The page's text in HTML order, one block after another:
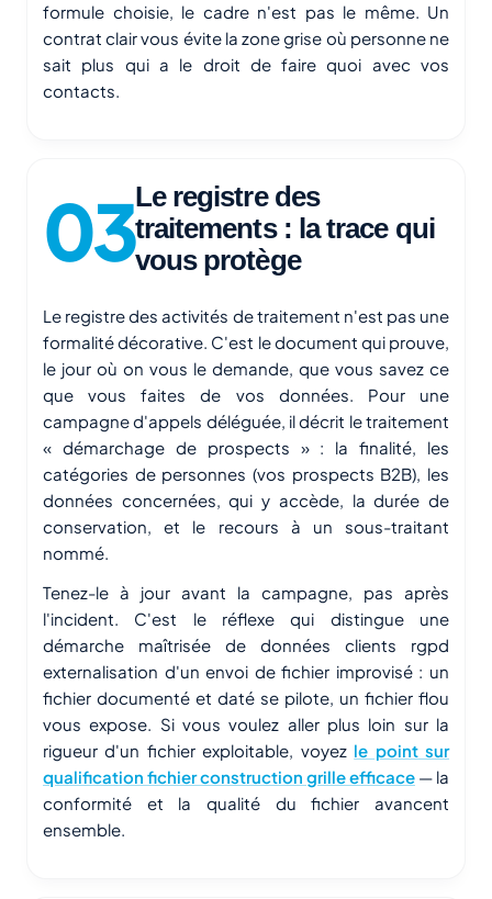
formule choisie, le cadre n'est pas le même. Un
contrat clair vous évite la zone grise où personne ne
sait plus qui a le droit de faire quoi avec vos
contacts.
Le registre des
traitements : la trace qui
vous protège
Le registre des activités de traitement n'est pas une
formalité décorative. C'est le document qui prouve,
le jour où on vous le demande, que vous savez ce
que vous faites de vos données. Pour une
campagne d'appels déléguée, il décrit le traitement
« démarchage de prospects » : la finalité, les
catégories de personnes (vos prospects B2B), les
données concernées, qui y accède, la durée de
conservation, et le recours à un sous-traitant
nommé.
Tenez-le à jour avant la campagne, pas après
l'incident. C'est le réflexe qui distingue une
démarche maîtrisée de données clients rgpd
externalisation d'un envoi de fichier improvisé : un
fichier documenté et daté se pilote, un fichier flou
vous expose. Si vous voulez aller plus loin sur la
rigueur d'un fichier exploitable, voyez le point sur
qualification fichier construction grille efficace — la
conformité et la qualité du fichier avancent
ensemble.